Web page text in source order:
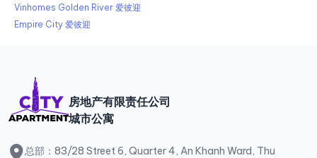
Vinhomes Golden River 爱彼迎
Empire City 爱彼迎
房地产有限责任公司
城市公寓
总部：83/28 Street 6, Quarter 4, An Khanh Ward, Thu